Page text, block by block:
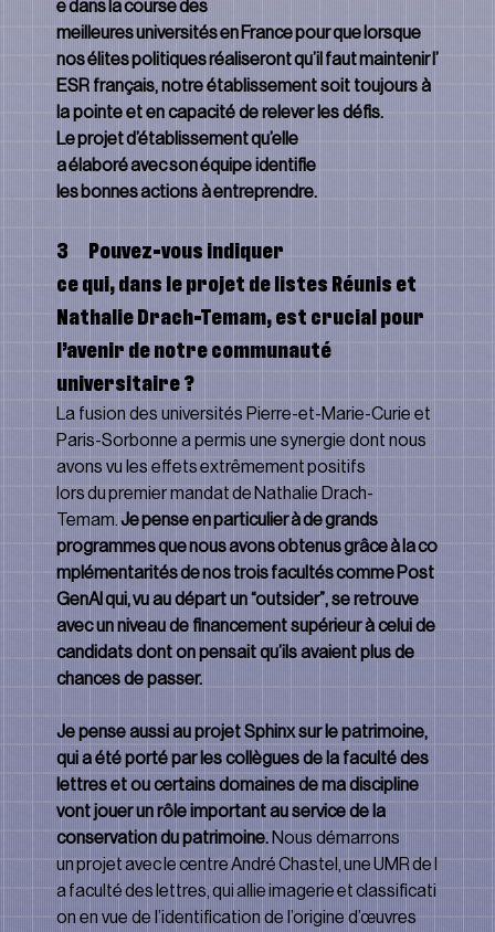
e dans la course des
meilleures universités en France pour que lorsque
nos élites politiques réaliseront qu’il faut maintenir l’
ESR français, notre établissement soit toujours à
la pointe et en capacité de relever les défis.
Le projet d’établissement qu’elle
a élaboré avec son équipe identifie
les bonnes actions à entreprendre.
3      Pouvez-vous indiquer
ce qui, dans le projet de listes Réunis et
Nathalie Drach-Temam, est crucial pour
l’avenir de notre communauté
universitaire ?
La fusion des universités Pierre-et-Marie-Curie et
Paris-Sorbonne a permis une synergie dont nous
avons vu les effets extrêmement positifs
lors du premier mandat de Nathalie Drach-
Temam. Je pense en particulier à de grands
programmes que nous avons obtenus grâce à la co
mplémentarités de nos trois facultés comme Post
GenAI qui, vu au départ un “outsider”, se retrouve
avec un niveau de financement supérieur à celui de
candidats dont on pensait qu’ils avaient plus de
chances de passer.
Je pense aussi au projet Sphinx sur le patrimoine,
qui a été porté par les collègues de la faculté des
lettres et ou certains domaines de ma discipline
vont jouer un rôle important au service de la
conservation du patrimoine. Nous démarrons
un projet avec le centre André Chastel, une UMR de l
a faculté des lettres, qui allie imagerie et classiﬁcati
on en vue de l’identiﬁcation de l’origine d’œuvres